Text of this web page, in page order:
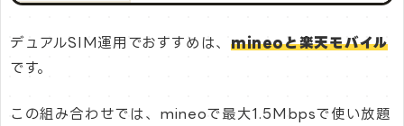
デュアルSIM運用でおすすめは、 mineoと楽天モバイル
です。
この組み合わせでは、mineoで最大1.5Mbpsで使い放題